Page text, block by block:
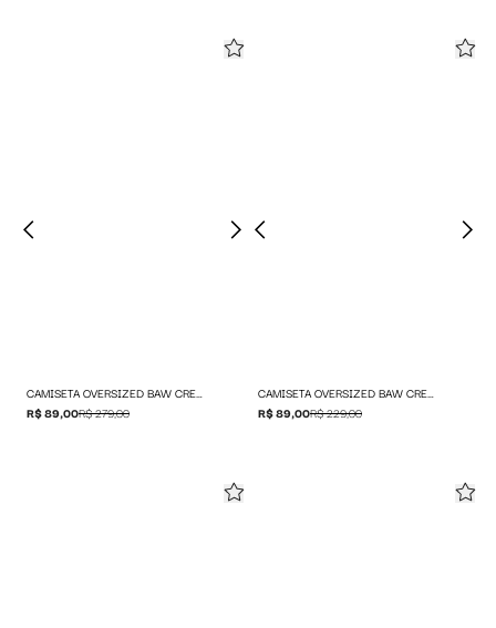
CAMISETA OVERSIZED BAW CREW SHIELD
R$ 89,00R$ 279,00
CAMISETA OVERSIZED BAW CREW 3D
R$ 89,00R$ 229,00